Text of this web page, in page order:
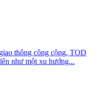
thông công cộng, TOD
như một xu hướng...